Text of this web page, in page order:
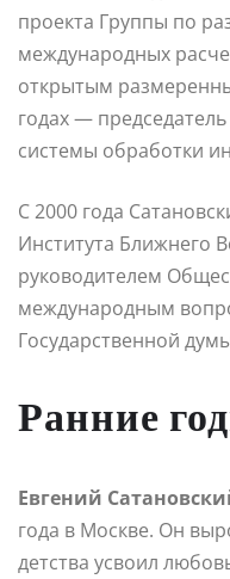
проекта Группы по
международных
открытым
годах —
системы обработки
С 2000 года
Института Ближнего
руководителем
международным
Государственной
Ранние
Евгений
года в Москве. Он
детства усвоил